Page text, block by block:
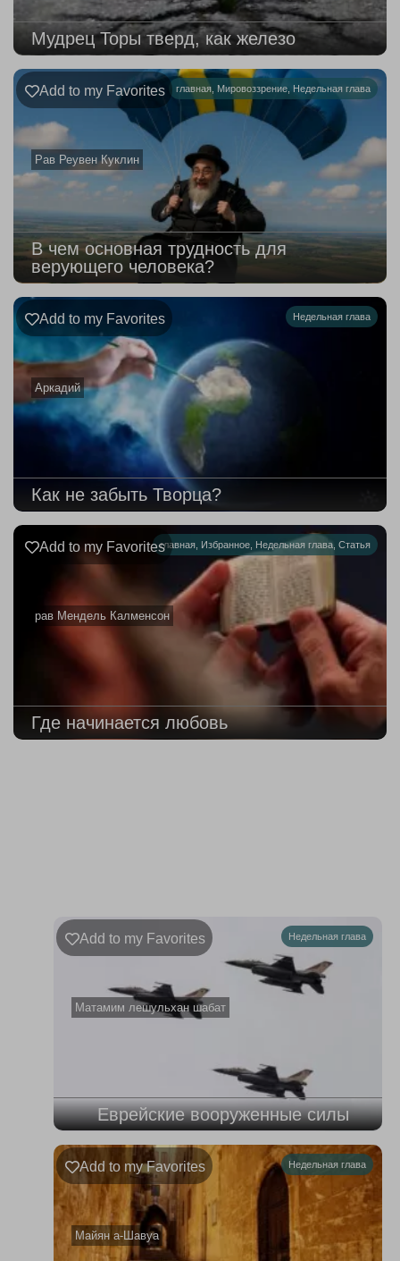
Мудрец Торы тверд, как железо
главная Мировоззрение Недельная глава
Рав Реувен Куклин
Add to my Favorites
В чем основная трудность для
верующего человека?
Недельная глава
Аркадий
Add to my Favorites
Как не забыть Творца?
главная Избранное Недельная глава Статья
рав Мендель Калменсон
Add to my Favorites
Где начинается любовь
Ръэ
02.08.2026
08.08.2026
Недельная глава
Матамим лешульхан шабат
Add to my Favorites
Еврейские вооруженные силы
Недельная глава
Майян а-Шавуа
Add to my Favorites